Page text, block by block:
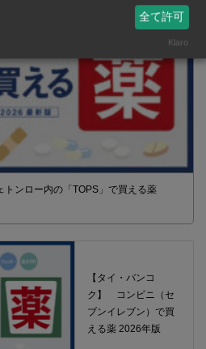
ンロー内の「TOPS」で買える薬
【タイ・バンコ
ク】 コンビニ（セ
ブンイレブン）で買
える薬 2026年版
全て許可
Klaro